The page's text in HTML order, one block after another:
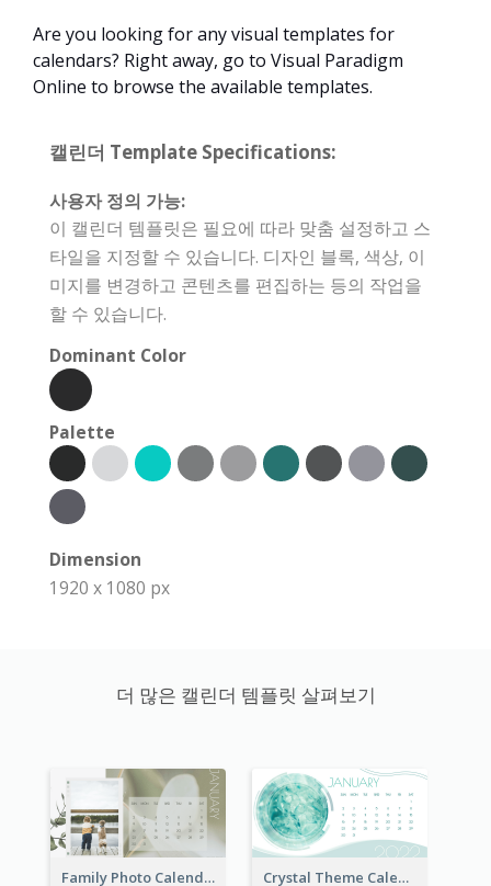
Are you looking for any visual templates for
calendars? Right away, go to Visual Paradigm
Online to browse the available templates.
캘린더 Template Specifications:
사용자 정의 가능:
이 캘린더 템플릿은 필요에 따라 맞춤 설정하고 스
타일을 지정할 수 있습니다. 디자인 블록, 색상, 이
미지를 변경하고 콘텐츠를 편집하는 등의 작업을
할 수 있습니다.
Dominant Color
Palette
Dimension
1920 x 1080 px
더 많은 캘린더 템플릿 살펴보기
Family Photo Calendar Crystal Theme Calendar